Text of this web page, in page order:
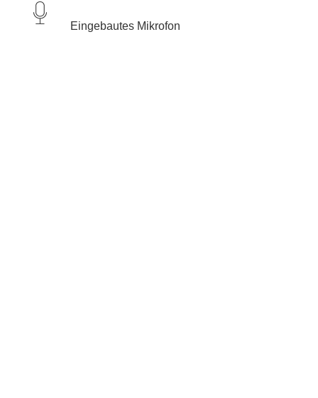
Eingebautes Mikrofon